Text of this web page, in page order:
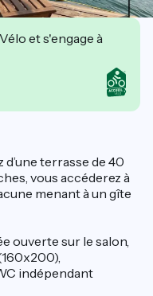
et s'engage à
terrasse de 40
vous accéderez à
menant à un gîte
ouverte sur le salon,
indépendant